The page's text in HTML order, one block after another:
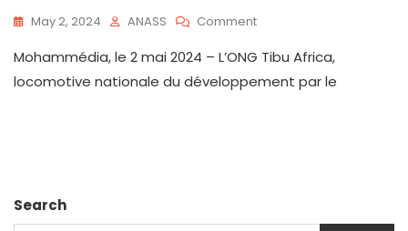
May 2, 2024 ANASS CommentOn
Africa
Forme
Avec
Mohammédia, le 2 mai 2024 – L’ONG Tibu Africa,
locomotive nationale du développement par le
Search